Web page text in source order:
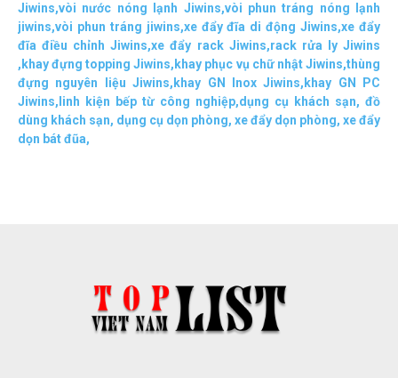
Jiwins,vòi nước nóng lạnh Jiwins,vòi phun tráng nóng lạnh
jiwins,vòi phun tráng jiwins,xe đẩy đĩa di động Jiwins,xe đẩy
đĩa điều chỉnh Jiwins,xe đẩy rack Jiwins,rack rửa ly Jiwins
, khay đựng topping Jiwins, khay phục vụ chữ nhật Jiwins,thùng
đựng nguyên liệu Jiwins, khay GN Inox Jiwins, khay GN PC
Jiwins, linh kiện bếp từ công nghiệp,dụng cụ khách sạn, đồ
dùng khách sạn, dụng cụ dọn phòng, xe đẩy dọn phòng, xe đẩy
dọn bát đũa,